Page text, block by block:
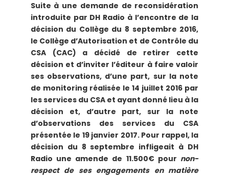
Suite à une demande de reconsidération
introduite par DH Radio à l’encontre de la
décision du Collège du 8 septembre 2016,
le Collège d’Autorisation et de Contrôle du
CSA (CAC) a décidé de retirer cette
décision et d’inviter l’éditeur à faire valoir
ses observations, d’une part, sur la note
de monitoring réalisée le 14 juillet 2016 par
les services du CSA et ayant donné lieu à la
décision et, d’autre part, sur la note
d’observations des services du CSA
présentée le 19 janvier 2017. Pour rappel, la
décision du 8 septembre infligeait à DH
Radio une amende de 11.500€ pour non-
respect de ses engagements en matière